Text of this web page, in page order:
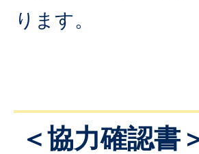
ります。
＜協力確認書